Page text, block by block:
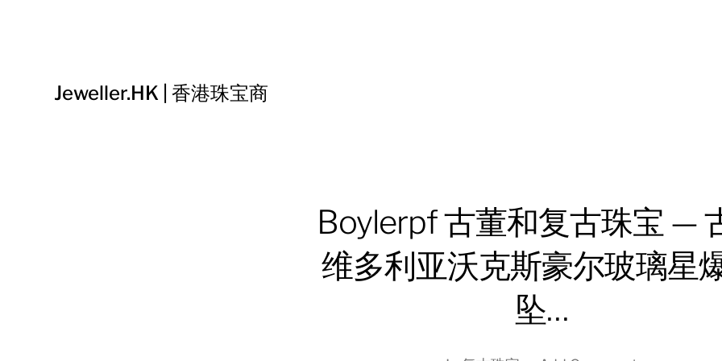
Jeweller.HK | 香港珠宝商
Boylerpf 古董和复古珠宝 —
维多利亚沃克斯豪尔玻璃星
坠…